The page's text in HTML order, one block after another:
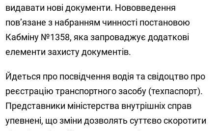
видавати нові документи. Нововведення
пов’язане з набранням чинності постановою
Кабміну №1358, яка запроваджує додаткові
елементи захисту документів.
Йдеться про посвідчення водія та свідоцтво про
реєстрацію транспортного засобу (техпаспорт).
Представники міністерства внутрішніх справ
упевнені, що зміни дозволять суттєво скоротити